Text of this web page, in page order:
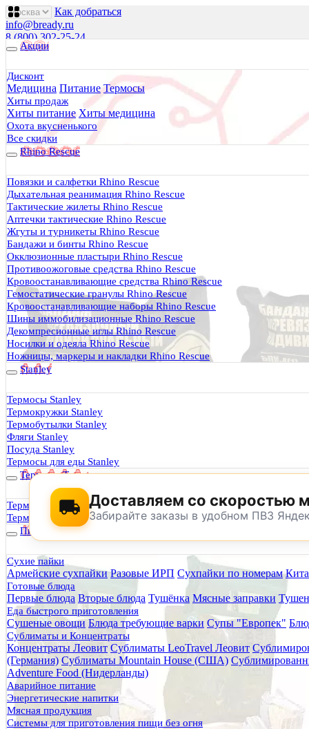
Как добраться
info@bready.ru
8 (800) 302-25-24
Пн 0900- 18
Будь Готов
Магазин походного снаряжения
все для туризма, охоты, рыбалки
Каталог
Акции
Дисконт
Медицина Питание Термосы
Хиты продаж
Хиты питание Хиты медицина
Охота вкусненького
Все скидки
Rhino Rescue
Повязки и салфетки Rhino Rescue
Дыхательная реанимация Rhino Rescue
Тактические жилеты Rhino Rescue
Аптечки тактические Rhino Rescue
Жгуты и турникеты Rhino Rescue
Бандажи и бинты Rhino Rescue
Окклюзионные пластыри Rhino Rescue
Противоожоговые средства Rhino Rescue
Кровоостанавливающие средства Rhino Rescue
Гемостатические гранулы Rhino Rescue
Кровоостанавливающие наборы Rhino Rescue
Шины иммобилизационные Rhino Rescue
Декомпресионные иглы Rhino Rescue
Носилки и одеяла Rhino Rescue
Ножницы, маркеры и накладки Rhino Rescue
Stanley
Термосы Stanley
Термокружки Stanley
Термобутылки Stanley
Фляги Stanley
Посуда Stanley
Термосы для еды Stanley
Термосы Tyeso
Термокружки Tyeso
Термобутылки Tyeso
Питание
Сухие пайки
Армейские сухпайки Разовые ИРП Сухпайки по номерам
Готовые блюда
Первые блюда Вторые блюда Тушёнка Мясные заправки
Еда быстрого приготовления
Сушеные овощи Блюда требующие варки Супы "Европек"
Сублиматы и Концентраты
Концентраты Леовит Сублиматы LeoTravel Леовит
(Германия) Сублиматы Mountain House (США)
Adventure Food (Нидерланды)
Аварийное питание
Энергетические напитки
Мясная продукция
Системы для приготовления пищи без огня
0 руб.
0
0
Тактическая медицина
Еда в дорогу
Термосы Stanley
Фильтры для воды
Оплата и доставка
Гарантия и возврат
Оптовикам
Контакты
Будь Готов.
0
Доставляем со скоростью
Забирайте заказы в удобном ПВЗ
По техническим причинам магазин не
Заранее корректируйте дату и время посещения магазина.
Главная
Каталог брендов
Ирландия
Ирландия